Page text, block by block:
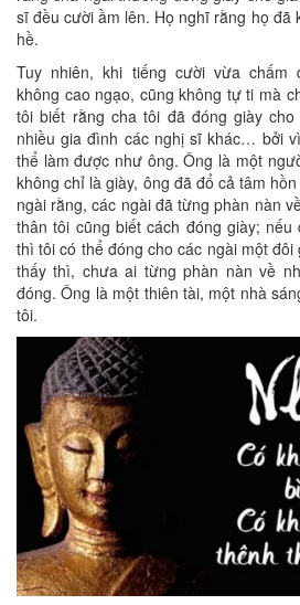
sĩ đều cười ầm lên. Họ nghĩ rằng họ đã
hề.
Tuy nhiên, khi tiếng cười vừa chấm
không cao ngạo, cũng không tự ti mà
tôi biết rằng cha tôi đã đóng giày
nhiều gia đình các nghị sĩ khác… bởi
thể làm được như ông. Ông là một
không chỉ là giày, ông đã đổ cả tâm
ngài rằng, các ngài đã từng phàn nàn
thân tôi cũng biết cách đóng giày;
thì tôi có thể đóng cho các ngài một
thấy thì, chưa ai từng phàn nàn về
đóng. Ông là một thiên tài, một nhà
tôi.